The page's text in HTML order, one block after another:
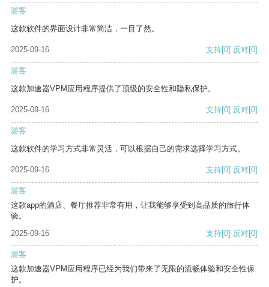
游客
这款软件的界面设计非常简洁，一目了然。
2025-09-16 支持[0] 反对[0]
游客
这款加速器VPM应用程序提供了顶级的安全性和隐私保护。
2025-09-16 支持[0] 反对[0]
游客
这款软件的学习方式非常灵活，可以根据自己的需求选择学习方式。
2025-09-16 支持[0] 反对[0]
游客
这款app的酒店、餐厅推荐非常有用，让我能够享受到高品质的旅行体
验。
2025-09-16
支持[0] 反对[0]
游客
这款加速器VPM应用程序已经为我们带来了无限的流畅体验和安全性保
护。